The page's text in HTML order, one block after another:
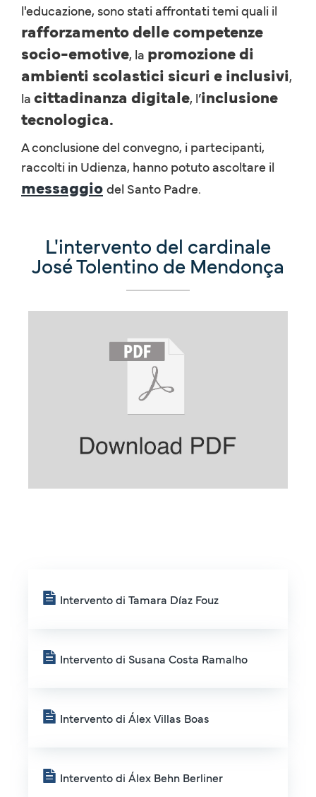
l'educazione, sono stati affrontati temi quali il
rafforzamento delle competenze
socio-emotive, la promozione di
ambienti scolastici sicuri e inclusivi,
la cittadinanza digitale, l’inclusione
tecnologica.
A conclusione del convegno, i partecipanti,
raccolti in Udienza, hanno potuto ascoltare il
messaggio del Santo Padre.
L'intervento del cardinale
José Tolentino de Mendonça
Intervento di Tamara Díaz Fouz
Intervento di Susana Costa Ramalho
Intervento di Álex Villas Boas
Intervento di Álex Behn Berliner